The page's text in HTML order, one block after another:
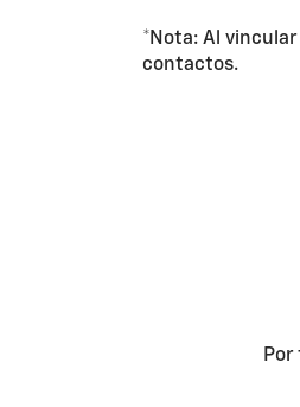
*Nota: Al
contactos.